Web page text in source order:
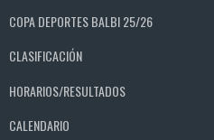
COPA DEPORTES BALBI 25/26
CLASIFICACIÓN
HORARIOS/RESULTADOS
CALENDARIO